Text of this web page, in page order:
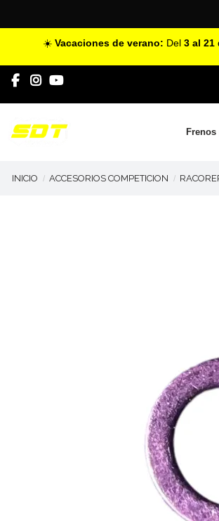
☀️ Vacaciones de verano: Del 3 al 21
INICIO ACCESORIOS COMPETICION